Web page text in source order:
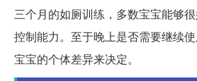
三个月的如厕训练，多数宝宝能够
控制能力。至于晚上是否需要继续
宝宝的个体差异来决定。